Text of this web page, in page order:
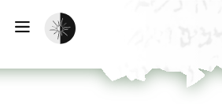
הפעלת מצב כהה